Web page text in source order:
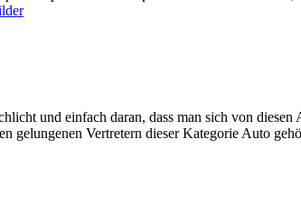
und einfach daran, dass man sich von
gelungenen Vertretern dieser Kategorie Auto